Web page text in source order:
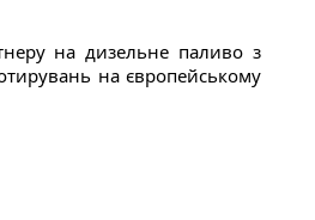
на дизельне паливо з
на європейському